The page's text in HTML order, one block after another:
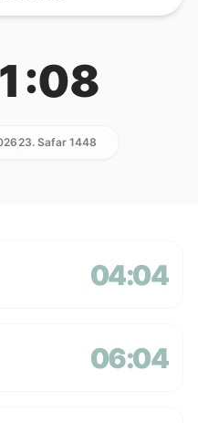
23. Safar 1448
04:04
06:04